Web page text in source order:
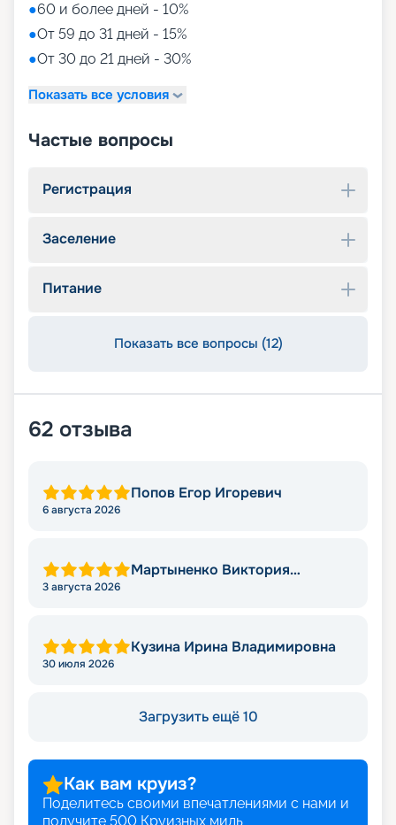
●60 и более дней - 10%
●От 59 до 31 дней - 15%
●От 30 до 21 дней - 30%
Показать все условия
Частые вопросы
Регистрация
Заселение
Питание
Показать все вопросы (12)
62 отзыва
Попов Егор Игоревич
6 августа 2026
Мартыненко Виктория
3 августа 2026
Кузина Ирина Владимировна
30 июля 2026
Загрузить ещё 10
Как вам круиз?
Поделитесь своими впечатлениями с нами и
получите 500 Круизных миль